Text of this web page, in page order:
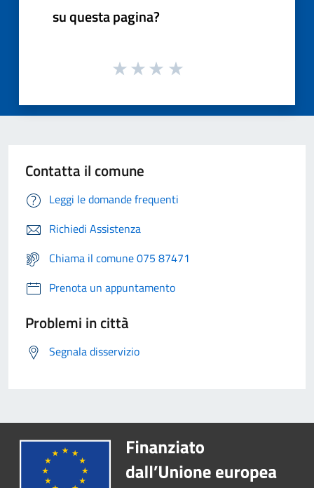
su questa pagina?
Contatta il comune
Leggi le domande frequenti
Richiedi Assistenza
Chiama il comune 075 87471
Prenota un appuntamento
Problemi in città
Segnala disservizio